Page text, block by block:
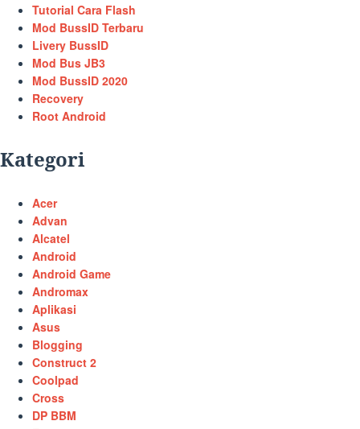
Tutorial Cara Flash
Mod BussID Terbaru
Livery BussID
Mod Bus JB3
Mod BussID 2020
Recovery
Root Android
Kategori
Acer
Advan
Alcatel
Android
Android Game
Andromax
Aplikasi
Asus
Blogging
Construct 2
Coolpad
Cross
DP BBM